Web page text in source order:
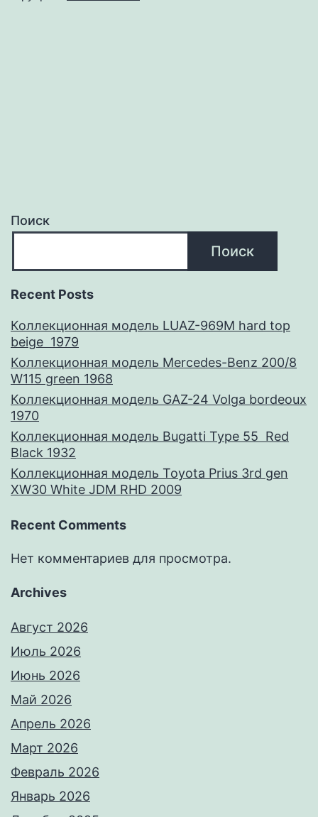
Поиск
Поиск
Recent Posts
Коллекционная модель LUAZ-969M hard top
beige 1979
Коллекционная модель Mercedes-Benz 200/8
W115 green 1968
Коллекционная модель GAZ-24 Volga bordeoux
1970
Коллекционная модель Bugatti Type 55 Red
Black 1932
Коллекционная модель Toyota Prius 3rd gen
XW30 White JDM RHD 2009
Recent Comments
Нет комментариев для просмотра.
Archives
Август 2026
Июль 2026
Июнь 2026
Май 2026
Апрель 2026
Март 2026
Февраль 2026
Январь 2026